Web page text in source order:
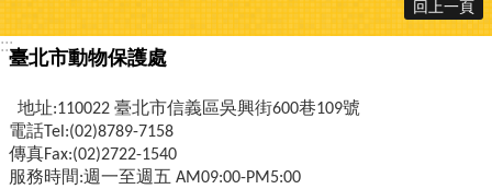
回上一頁
:::
臺北市動物保護處
地址:110022 臺北市信義區吳興街600巷109號
電話Tel:(02)8789-7158
傳真Fax:(02)2722-1540
服務時間:週一至週五 AM09:00-PM5:00